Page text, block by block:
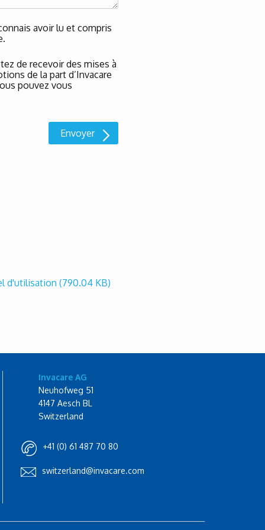
avoir lu et compris
de recevoir des mises à
de la part d’Invacare
pouvez vous
d'utilisation (790.04 KB)
Invacare AG
Neuhofweg 51
4147 Aesch BL
Switzerland
+41 (0) 61 487 70 80
switzerland@invacare.com